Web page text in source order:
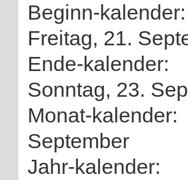
Beginn-kalender:
Freitag, 21.
Ende-kalender:
Sonntag, 23.
Monat-kalender:
September
Jahr-kalender: